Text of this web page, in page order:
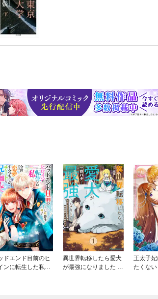
ドエンド目前のヒ
ンに転生した私、
異世界転移したら愛犬
が最強になりました ～
王太子
たくな